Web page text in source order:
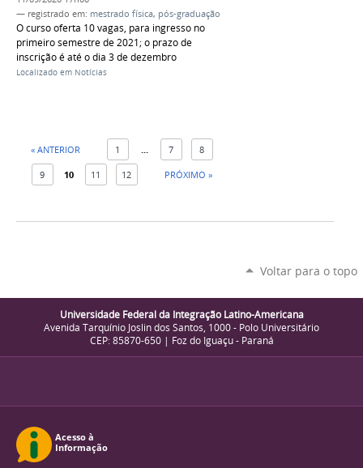
— registrado em: mestrado física, pós-graduação
O curso oferta 10 vagas, para ingresso no
primeiro semestre de 2021; o prazo de
inscrição é até o dia 3 de dezembro
Localizado em Notícias
« ANTERIOR 1 7 8
9 10 11 12 PRÓXIMO »
Voltar para o topo
Universidade Federal da Integração Latino-Americana
Avenida Tarquínio Joslin dos Santos, 1000 - Polo Universitário
CEP: 85870-650 | Foz do Iguaçu - Paraná